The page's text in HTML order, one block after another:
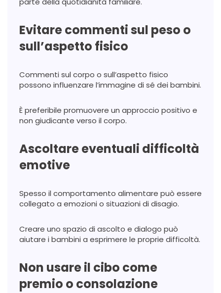
Evitare commenti sul peso o
sull’aspetto fisico
Commenti sul corpo o sull’aspetto fisico
possono influenzare l’immagine di sé dei bambini.
È preferibile promuovere un approccio positivo e
non giudicante verso il corpo.
Ascoltare eventuali difficoltà
emotive
Spesso il comportamento alimentare può essere
collegato a emozioni o situazioni di disagio.
Creare uno spazio di ascolto e dialogo può
aiutare i bambini a esprimere le proprie difficoltà.
Non usare il cibo come
premio o consolazione